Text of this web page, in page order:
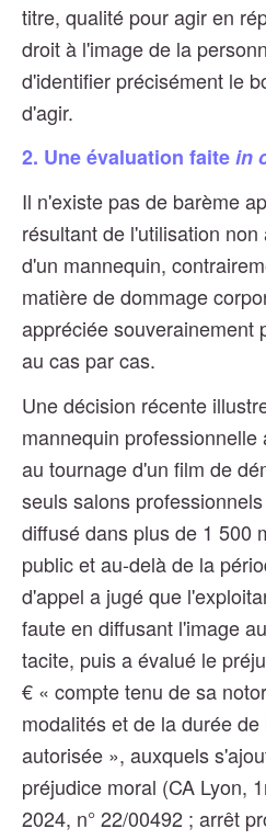
titre, qualité pour agir en
droit à l'image de la
d'identifier précisément le
d'agir.
2. Une évaluation faitein
Il n'existe pas de barème
résultant de l'utilisation
d'un mannequin,
matière de dommage
appréciée souverainement
au cas par cas.
Une décision récente
mannequin
au tournage d'un film de
seuls salons
diffusé dans plus de 1 500
public et au-delà de la
d'appel a jugé que
faute en diffusant l'image
tacite, puis a évalué le
€ « compte tenu de sa
modalités et de la durée
autorisée », auxquels
préjudice moral (CA Lyon,
2024, n° 22/00492 ; arrêt